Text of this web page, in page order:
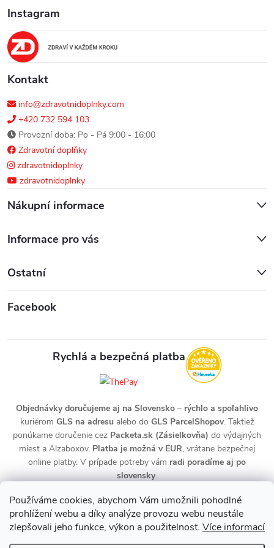
Používáme cookies, abychom Vám umožnili pohodlné
prohlížení webu a díky analýze provozu webu neustále
zlepšovali jeho funkce, výkon a použitelnost. Více informací
tInstagram
Kontakt
info@zdravotnidoplnky.com
+420 732 594 103
Provozní doba: Po - Pá 9:00 - 16:00
Zdravotní doplňky
zdravotnidoplnky
zdravotnidoplnky
Nákupní informace
Informace pro vás
Ostatní
Facebook
Rychlá a bezpečná platba
Objednávky doručujeme aj na Slovensko – rýchlo a spoľahlivo
kuriérom GLS na adresualebo do GLS ParcelShopov. Taktiež
ponúkame doručenie cez Packeta.sk (Zásielkovňa) do výdajných
miest a Alzaboxov. Platba je možná v EUR, vrátane bezpečnej
online platby. V prípade potreby vám radi poradíme aj po
slovensky.